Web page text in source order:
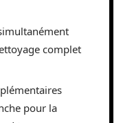
complet
pour la